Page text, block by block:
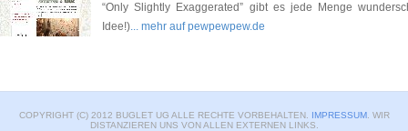
“Only Slightly Exaggerated” gibt es jede Menge
Idee!)... mehr auf pewpewpew.de
COPYRIGHT (C) 2012 BUGLET UG ALLE RECHTE VORBEHALTEN. IMPRESSUM. WIR
DISTANZIEREN UNS VON ALLEN EXTERNEN LINKS.